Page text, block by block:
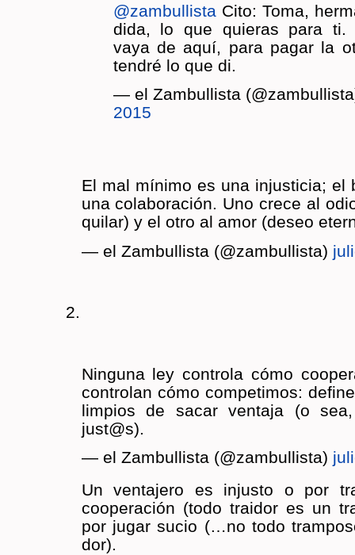
@zam­bu­llis­ta Cito: Toma,
di­da, lo que quie­ras para ti.
vaya de aquí, para pagar la
ten­dré lo que di.
— el Zam­bu­llis­ta
2015
El mal mí­ni­mo es una in­jus­ti­cia; el
una co­la­bo­ra­ción. Uno crece al
qui­lar) y el otro al amor (deseo
— el Zam­bu­llis­ta (@zam­bu­llis­ta)
2.
Nin­gu­na ley con­tro­la cómo
con­tro­lan cómo com­pe­ti­mos:
lim­pios de sacar ven­ta­ja (o
just@s).
— el Zam­bu­llis­ta (@zam­bu­llis­ta)
Un ven­ta­je­ro es in­jus­to o por
coope­ra­ción (todo trai­dor es un
por jugar sucio (…no todo
dor).